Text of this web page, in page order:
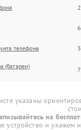
телефона
(батареи)
указаны
на
и укажем